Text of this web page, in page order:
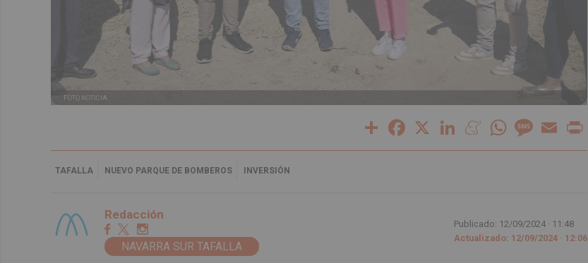
FOTO NOTICIA
Share Facebook LinkedInMeneameWhatsAppMessage
Email
TAFALLA NUEVO PARQUE DE BOMBEROS INVERSIÓN
Redacción
NAVARRA SUR TAFALLA
Publicado: 12/09/2024 · 11:48
Actualizado: 12/09/2024 · 12:06